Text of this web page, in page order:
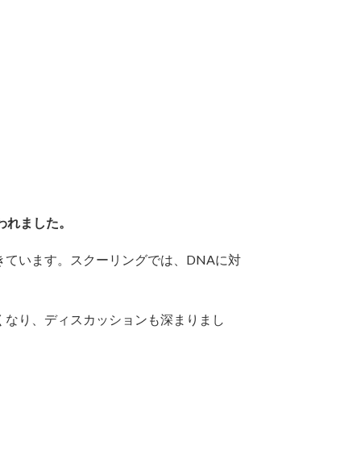
ました。
います。スクーリングでは、DNAに対
り、ディスカッションも深まりまし